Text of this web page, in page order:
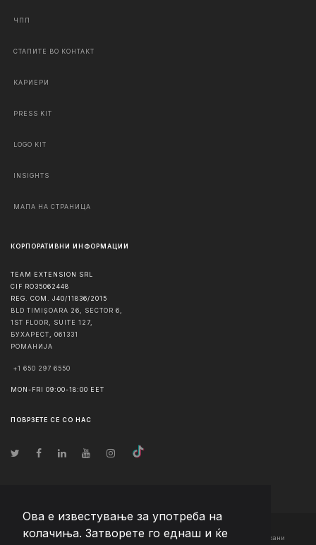
Ова е известување за употреба на
колачиња. Затворете го еднаш и ќе
ЧПП
СТАПИТЕ ВО КОНТАКТ
КАРИЕРИ
PRESS KIT
LOGO KIT
INSIGHTS
МАПА НА СТРАНИЦА
КОРПОРАТИВНИ ИНФОРМАЦИИ
TEAM EXTENSION SRL
CIF RO35062448
REG. COM. J40/11836/2015
BLD TIMIȘOARA 26, SECTOR 6,
1ST FLOOR, SUITE 127,
БУХАРЕСТ
061331
РОМАНИЈА
+1 650 297 6550
MON-FRI 09:00-18:00 EET
ПОВРЗЕТЕ СЕ СО НАС
© Авторско право2026 Team Extension Macedonia - Сите права задржани